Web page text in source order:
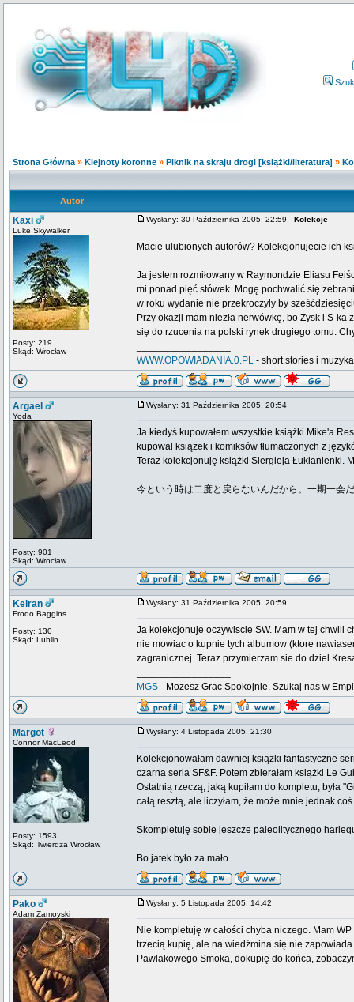
Strona Główna » Klejnoty koronne » Piknik na skraju drogi [książki/literatura] »
Autor
Kaxi
Luke Skywalker
Posty: 219
Skąd: Wrocław
Wysłany: 30 Października 2005, 22:59 Kolekcje
Macie ulubionych autorów? Kolekcjonujecie ich
Ja jestem rozmiłowany w Raymondzie Eliasu
mi ponad pięć stówek. Mogę pochwalić się
w roku wydanie nie przekroczyły by
Przy okazji mam niezła nerwówkę, bo Zysk i S-
się do rzucenia na polski rynek drugiego tomu.
WWW.OPOWIADANIA.0.PL - short stories i
Argael
Yoda
Posty: 901
Skąd: Wrocław
Wysłany: 31 Października 2005, 20:54
Ja kiedyś kupowałem wszystkie książki Mike'a
kupował książek i komiksów tłumaczonych z
Teraz kolekcjonuję książki Siergieja Łukianienki.
今という時は二度と戻らないんだから。一期一会
Keiran
Frodo Baggins
Posty: 130
Skąd: Lublin
Wysłany: 31 Października 2005, 20:59
Ja kolekcjonuje oczywiscie SW. Mam w tej chwili
nie mowiac o kupnie tych albumow (ktore
zagranicznej. Teraz przymierzam sie do dziel
MGS - Mozesz Grac Spokojnie. Szukaj nas w
Margot
Connor MacLeod
Posty: 1593
Skąd: Twierdza Wrocław
Wysłany: 4 Listopada 2005, 21:30
Kolekcjonowałam dawniej książki fantastyczne
czarna seria SF&F. Potem zbierałam książki Le
Ostatnią rzeczą, jaką kupiłam do kompletu, była
całą resztą, ale liczyłam, że może mnie jednak
Skompletuję sobie jeszcze paleolitycznego
Bo jatek było za mało
Pako
Adam Zamoyski
Wysłany: 5 Listopada 2005, 14:42
Nie kompletuję w całości chyba niczego. Mam
trzecią kupię, ale na wiedźmina się nie
Pawlakowego Smoka, dokupię do końca,